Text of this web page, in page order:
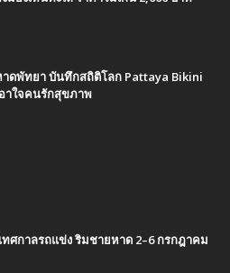
ดพัทยา บันทึกสถิติโลก Pattaya Bikini
อาใจคนรักสุขภาพ
เทศกาลรถแข่ง ริมชายหาด 2–6 กรกฎาคม